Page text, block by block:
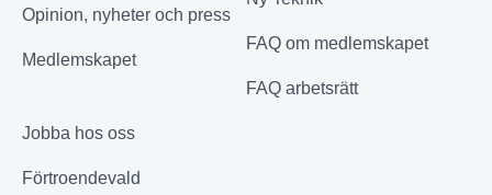
Opinion, nyheter och press
Medlemskapet
FAQ om medlemskapet
FAQ arbetsrätt
Jobba hos oss
Förtroendevald